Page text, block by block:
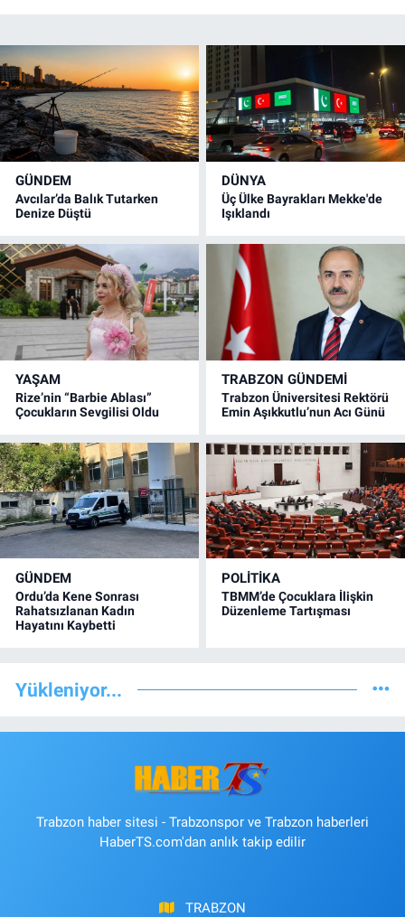
GÜNDEM
Avcılar’da Balık Tutarken
Denize Düştü
DÜNYA
Üç Ülke Bayrakları Mekke'de
Işıklandı
YAŞAM
Rize’nin “Barbie Ablası”
Çocukların Sevgilisi Oldu
TRABZON GÜNDEMİ
Trabzon Üniversitesi Rektörü
Emin Aşıkkutlu’nun Acı Günü
GÜNDEM
Ordu’da Kene Sonrası
Rahatsızlanan Kadın
Hayatını Kaybetti
POLİTİKA
TBMM’de Çocuklara İlişkin
Düzenleme Tartışması
Yükleniyor...
Trabzon haber sitesi - Trabzonspor ve Trabzon haberleri
HaberTS.com'dan anlık takip edilir
TRABZON